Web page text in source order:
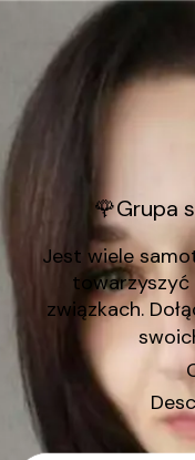
🌹Grupa
Jest wiele
towarzyszyć
związkach.